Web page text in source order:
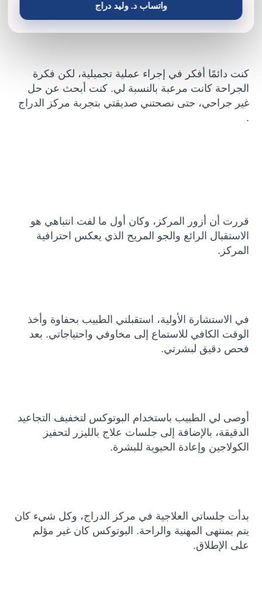
كنت دائمًا أفكر في إجراء عملية تجميلية، لكن فكرة
الجراحة كانت مرعبة بالنسبة لي. كنت أبحث عن حل
غير جراحي، حتى نصحتني صديقتي بتجربة مركز الدراج
.
قررت أن أزور المركز، وكان أول ما لفت انتباهي هو
الاستقبال الرائع والجو المريح الذي يعكس احترافية
المركز.
في الاستشارة الأولية، استقبلني الطبيب بحفاوة وأخذ
الوقت الكافي للاستماع إلى مخاوفي واحتياجاتي. بعد
فحص دقيق لبشرتي.
أوصى لي الطبيب باستخدام البوتوكس لتخفيف التجاعيد
الدقيقة، بالإضافة إلى جلسات علاج بالليزر لتحفيز
الكولاجين وإعادة الحيوية للبشرة.
بدأت جلساتي العلاجية في مركز الدراج، وكل شيء كان
يتم بمنتهى المهنية والراحة. البوتوكس كان غير مؤلم
على الإطلاق.
واتساب د. وليد دراج